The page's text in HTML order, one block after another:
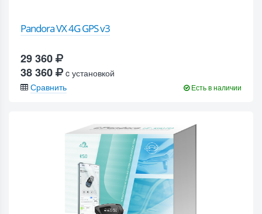
Pandora VX 4G GPS v3
29 360
38 360
c установкой
Сравнить
Есть в наличии